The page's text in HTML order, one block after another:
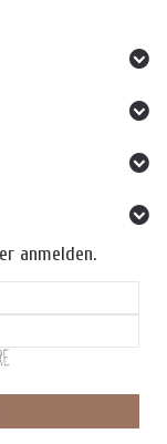
anmelden.